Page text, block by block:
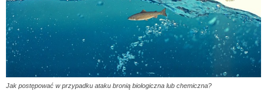
Jak postępować w przypadku ataku bronią biologiczna lub chemiczna?